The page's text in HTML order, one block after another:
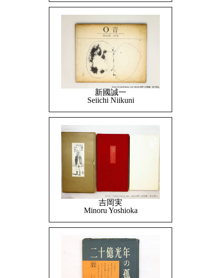
新國誠一
Seiichi Niikuni
吉岡実
Minoru Yoshioka